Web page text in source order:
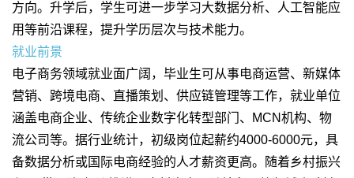
方向。升学后，学生可进一步学习大数据分析、人工智能应
用等前沿课程，提升学历层次与技术能力。
就业前景
电子商务领域就业面广阔，毕业生可从事电商运营、新媒体
营销、跨境电商、直播策划、供应链管理等工作，就业单位
涵盖电商企业、传统企业数字化转型部门、MCN机构、物
流公司等。据行业统计，初级岗位起薪约4000-6000元，具
备数据分析或国际电商经验的人才薪资更高。随着乡村振兴